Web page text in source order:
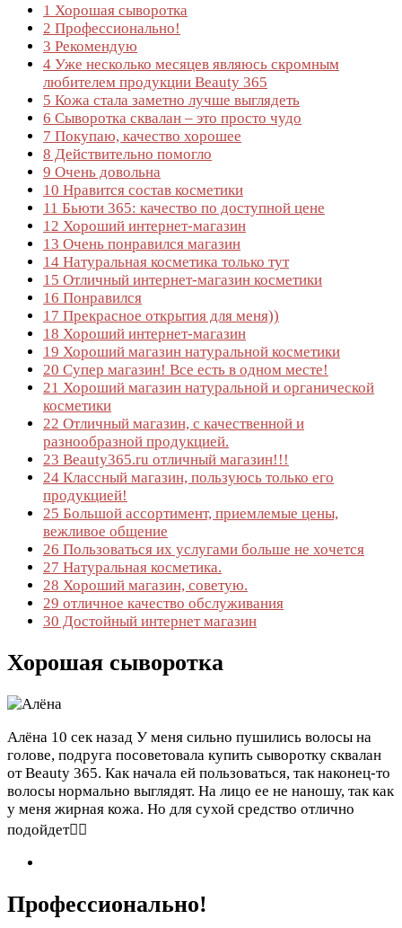
1 Хорошая сыворотка
2 Профессионально!
3 Рекомендую
4 Уже несколько месяцев являюсь скромным
любителем продукции Beauty 365
5 Кожа стала заметно лучше выглядеть
6 Сыворотка сквалан – это просто чудо
7 Покупаю, качество хорошее
8 Действительно помогло
9 Очень довольна
10 Нравится состав косметики
11 Бьюти 365: качество по доступной цене
12 Хороший интернет-магазин
13 Очень понравился магазин
14 Натуральная косметика только тут
15 Отличный интернет-магазин косметики
16 Понравился
17 Прекрасное открытия для меня))
18 Хороший интернет-магазин
19 Хороший магазин натуральной косметики
20 Супер магазин! Все есть в одном месте!
21 Хороший магазин натуральной и органической
косметики
22 Отличный магазин, с качественной и
разнообразной продукцией.
23 Beauty365.ru отличный магазин!!!
24 Классный магазин, пользуюсь только его
продукцией!
25 Большой ассортимент, приемлемые цены,
вежливое общение
26 Пользоваться их услугами больше не хочется
27 Натуральная косметика.
28 Хороший магазин, советую.
29 отличное качество обслуживания
30 Достойный интернет магазин
Хорошая сыворотка
Алёна 10 сек назад У меня сильно пушились волосы на
голове, подруга посоветовала купить сыворотку сквалан
от Beauty 365. Как начала ей пользоваться, так наконец-то
волосы нормально выглядят. На лицо ее не наношу, так как
у меня жирная кожа. Но для сухой средство отлично
подойдет👌🏻
Профессионально!